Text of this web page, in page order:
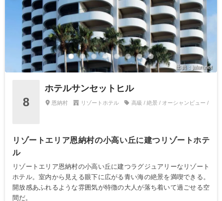
出典：jalan.net
8
ホテルサンセットヒル
恩納村 リゾートホテル 高級 / 絶景 / オーシャンビュー /
リゾートエリア恩納村の小高い丘に建つリゾートホテ
ル
リゾートエリア恩納村の小高い丘に建つラグジュアリーなリゾート
ホテル。室内から見える眼下に広がる青い海の絶景を満喫できる。
開放感あふれるような雰囲気が特徴の大人が落ち着いて過ごせる空
間だ。